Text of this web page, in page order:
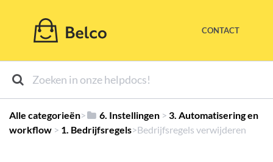
CONTACT
Alle categorieën​>​ ​6. Instellingen ​ > ​​3. Automatisering en
workflow ​ > ​ ​1. Bedrijfsregels​>​ Bedrijfsregels verwijderen